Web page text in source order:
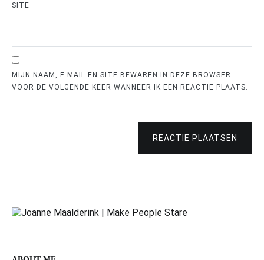
SITE
MIJN NAAM, E-MAIL EN SITE BEWAREN IN DEZE BROWSER
VOOR DE VOLGENDE KEER WANNEER IK EEN REACTIE PLAATS.
REACTIE PLAATSEN